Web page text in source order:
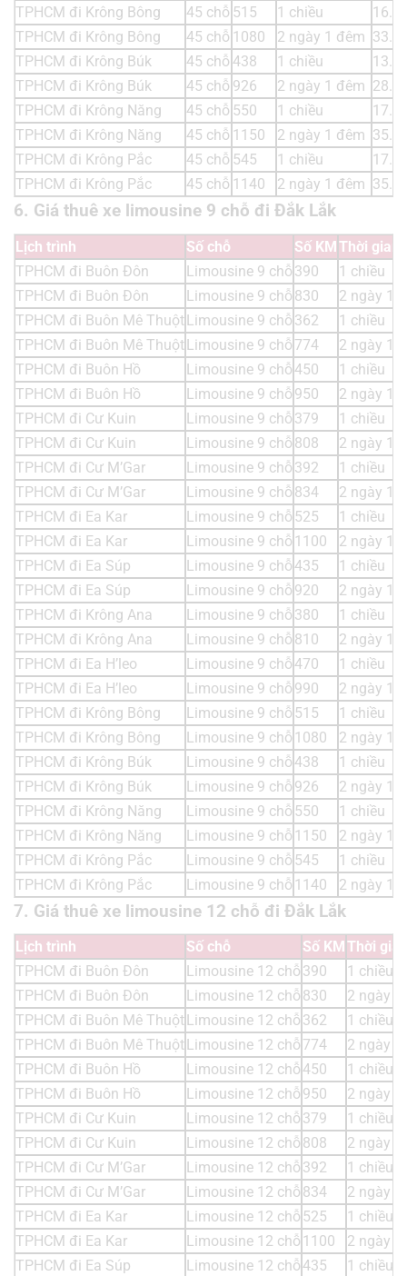
TPHCM đi Krông Bông 45 chỗ 515 1 chiều
TPHCM đi Krông Bông
45 chỗ 1080 2 ngày 1 đêm
TPHCM đi Krông Búk
45 chỗ 438 1 chiều
TPHCM đi Krông Búk
45 chỗ 926 2 ngày 1 đêm
TPHCM đi Krông Năng
45 chỗ 550 1 chiều
TPHCM đi Krông Năng
45 chỗ 1150 2 ngày 1 đêm
TPHCM đi Krông Pắc
45 chỗ 545 1 chiều
TPHCM đi Krông Pắc
45 chỗ 1140 2 ngày 1 đêm
6. Giá thuê xe limousine 9 chỗ đi Đắk Lắk
Lịch trình Số chỗ Số KMThời gian
TPHCM đi Buôn Đôn
Limousine 9 chỗ 390
1 chiều
TPHCM đi Buôn Đôn
Limousine 9 chỗ 830
2 ngày 1
TPHCM đi Buôn Mê ThuộtLimousine 9 chỗ 362
1 chiều
TPHCM đi Buôn Mê ThuộtLimousine 9 chỗ 774
2 ngày 1
TPHCM đi Buôn Hồ
Limousine 9 chỗ450
1 chiều
TPHCM đi Buôn Hồ
Limousine 9 chỗ 950
2 ngày 1
TPHCM đi Cư Kuin
Limousine 9 chỗ 379
1 chiều
TPHCM đi Cư Kuin
Limousine 9 chỗ 808
2 ngày 1
TPHCM đi Cư M’Gar
Limousine 9 chỗ 392
1 chiều
TPHCM đi Cư M’Gar
Limousine 9 chỗ 834
2 ngày 1
TPHCM đi Ea Kar
Limousine 9 chỗ 525
1 chiều
TPHCM đi Ea Kar
Limousine 9 chỗ 1100
2 ngày 1
TPHCM đi Ea Súp
Limousine 9 chỗ435
1 chiều
TPHCM đi Ea Súp
Limousine 9 chỗ 920
2 ngày 1
TPHCM đi Krông Ana
Limousine 9 chỗ 380
1 chiều
TPHCM đi Krông Ana
Limousine 9 chỗ 810
2 ngày 1
TPHCM đi Ea H’leo
Limousine 9 chỗ470
1 chiều
TPHCM đi Ea H’leo
Limousine 9 chỗ 990
2 ngày 1
TPHCM đi Krông Bông
Limousine 9 chỗ 515
1 chiều
TPHCM đi Krông Bông
Limousine 9 chỗ 1080
2 ngày 1
TPHCM đi Krông Búk
Limousine 9 chỗ438
1 chiều
TPHCM đi Krông Búk
Limousine 9 chỗ 926
2 ngày 1
TPHCM đi Krông Năng
Limousine 9 chỗ 550
1 chiều
TPHCM đi Krông Năng
Limousine 9 chỗ 1150
2 ngày 1
TPHCM đi Krông Pắc
Limousine 9 chỗ 545
1 chiều
TPHCM đi Krông Pắc
Limousine 9 chỗ 1140 2 ngày 1
7. Giá thuê xe limousine 12 chỗ đi Đắk Lắk
Lịch trình Số chỗ Số KM Thời
TPHCM đi Buôn Đôn
Limousine 12 chỗ 390
1 chiều
TPHCM đi Buôn Đôn
Limousine 12 chỗ 830
2 ngày 1
TPHCM đi Buôn Mê Thuột Limousine 12 chỗ 362
1 chiều
TPHCM đi Buôn Mê Thuột Limousine 12 chỗ 774
2 ngày 1
TPHCM đi Buôn Hồ
Limousine 12 chỗ450
1 chiều
TPHCM đi Buôn Hồ
Limousine 12 chỗ 950
2 ngày 1
TPHCM đi Cư Kuin
Limousine 12 chỗ 379
1 chiều
TPHCM đi Cư Kuin
Limousine 12 chỗ 808
2 ngày 1
TPHCM đi Cư M’Gar
Limousine 12 chỗ 392
1 chiều
TPHCM đi Cư M’Gar
Limousine 12 chỗ 834
2 ngày 1
TPHCM đi Ea Kar
Limousine 12 chỗ 525
1 chiều
TPHCM đi Ea Kar
Limousine 12 chỗ 1100
2 ngày 1
TPHCM đi Ea Súp
Limousine 12 chỗ435
1 chiều